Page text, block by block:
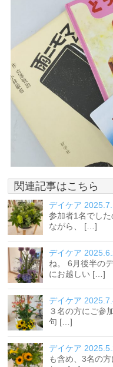
関連記事はこちら
デイケア
参加者1名でし
ながら、 […]
デイケア
ね。 6月後半の
にお越しい […]
デイケア
３名の方にご参
句 […]
デイケア
も含め、3名の